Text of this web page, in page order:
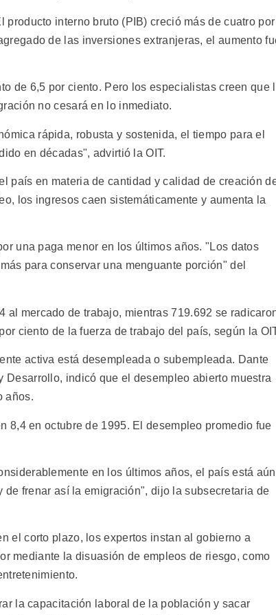
interno bruto (PIB) creció más de cuatro por
de las inversiones extranjeras, el aumento
de 6,5 por ciento. Pero los especialistas creen que
no cesará en lo inmediato.
rápida, robusta y sostenida, el tiempo para el
en décadas", advirtió la OIT.
país en materia de cantidad y calidad de creación
los ingresos caen sistemáticamente y aumenta la
una paga menor en los últimos años. "Los datos
para conservar una menguante porción" del
al mercado de trabajo, mientras 719.692 se
ciento de la fuerza de trabajo del país, según la
activa está desempleada o subempleada. Dante
indicó que el desempleo abierto muestra
años.
8,4 en octubre de 1995. El desempleo promedio fue
en los últimos años, el país está aún
de frenar así la emigración", dijo la subsecretaria de
el corto plazo, los expertos instan al gobierno a
mediante la disuasión de empleos de riesgo, como
la capacitación laboral de la población y sacar